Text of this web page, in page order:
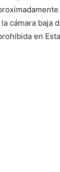
cámara baja
en